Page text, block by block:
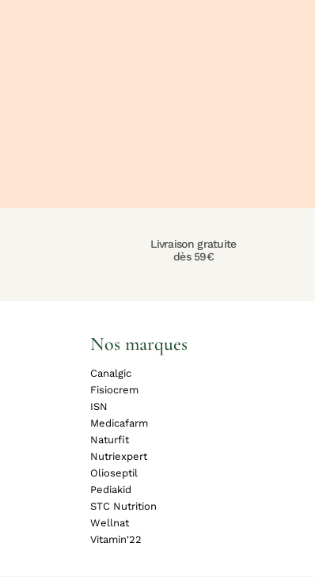
Livraison gratuite
dès 59€
Nos marques
Canalgic
Fisiocrem
ISN
Medicafarm
Naturfit
Nutriexpert
Olioseptil
Pediakid
STC Nutrition
Wellnat
Vitamin'22